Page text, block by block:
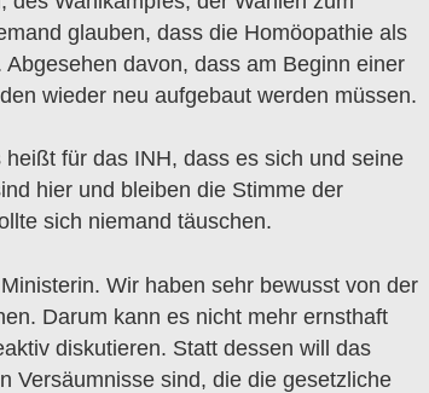
glauben, dass die Homöopathie als
davon, dass am Beginn einer
wieder neu aufgebaut werden müssen.
für das INH, dass es sich und seine
hier und bleiben die Stimme der
sich niemand täuschen.
Wir haben sehr bewusst von der
Darum kann es nicht mehr ernsthaft
diskutieren. Statt dessen will das
Versäumnisse sind, die die gesetzliche